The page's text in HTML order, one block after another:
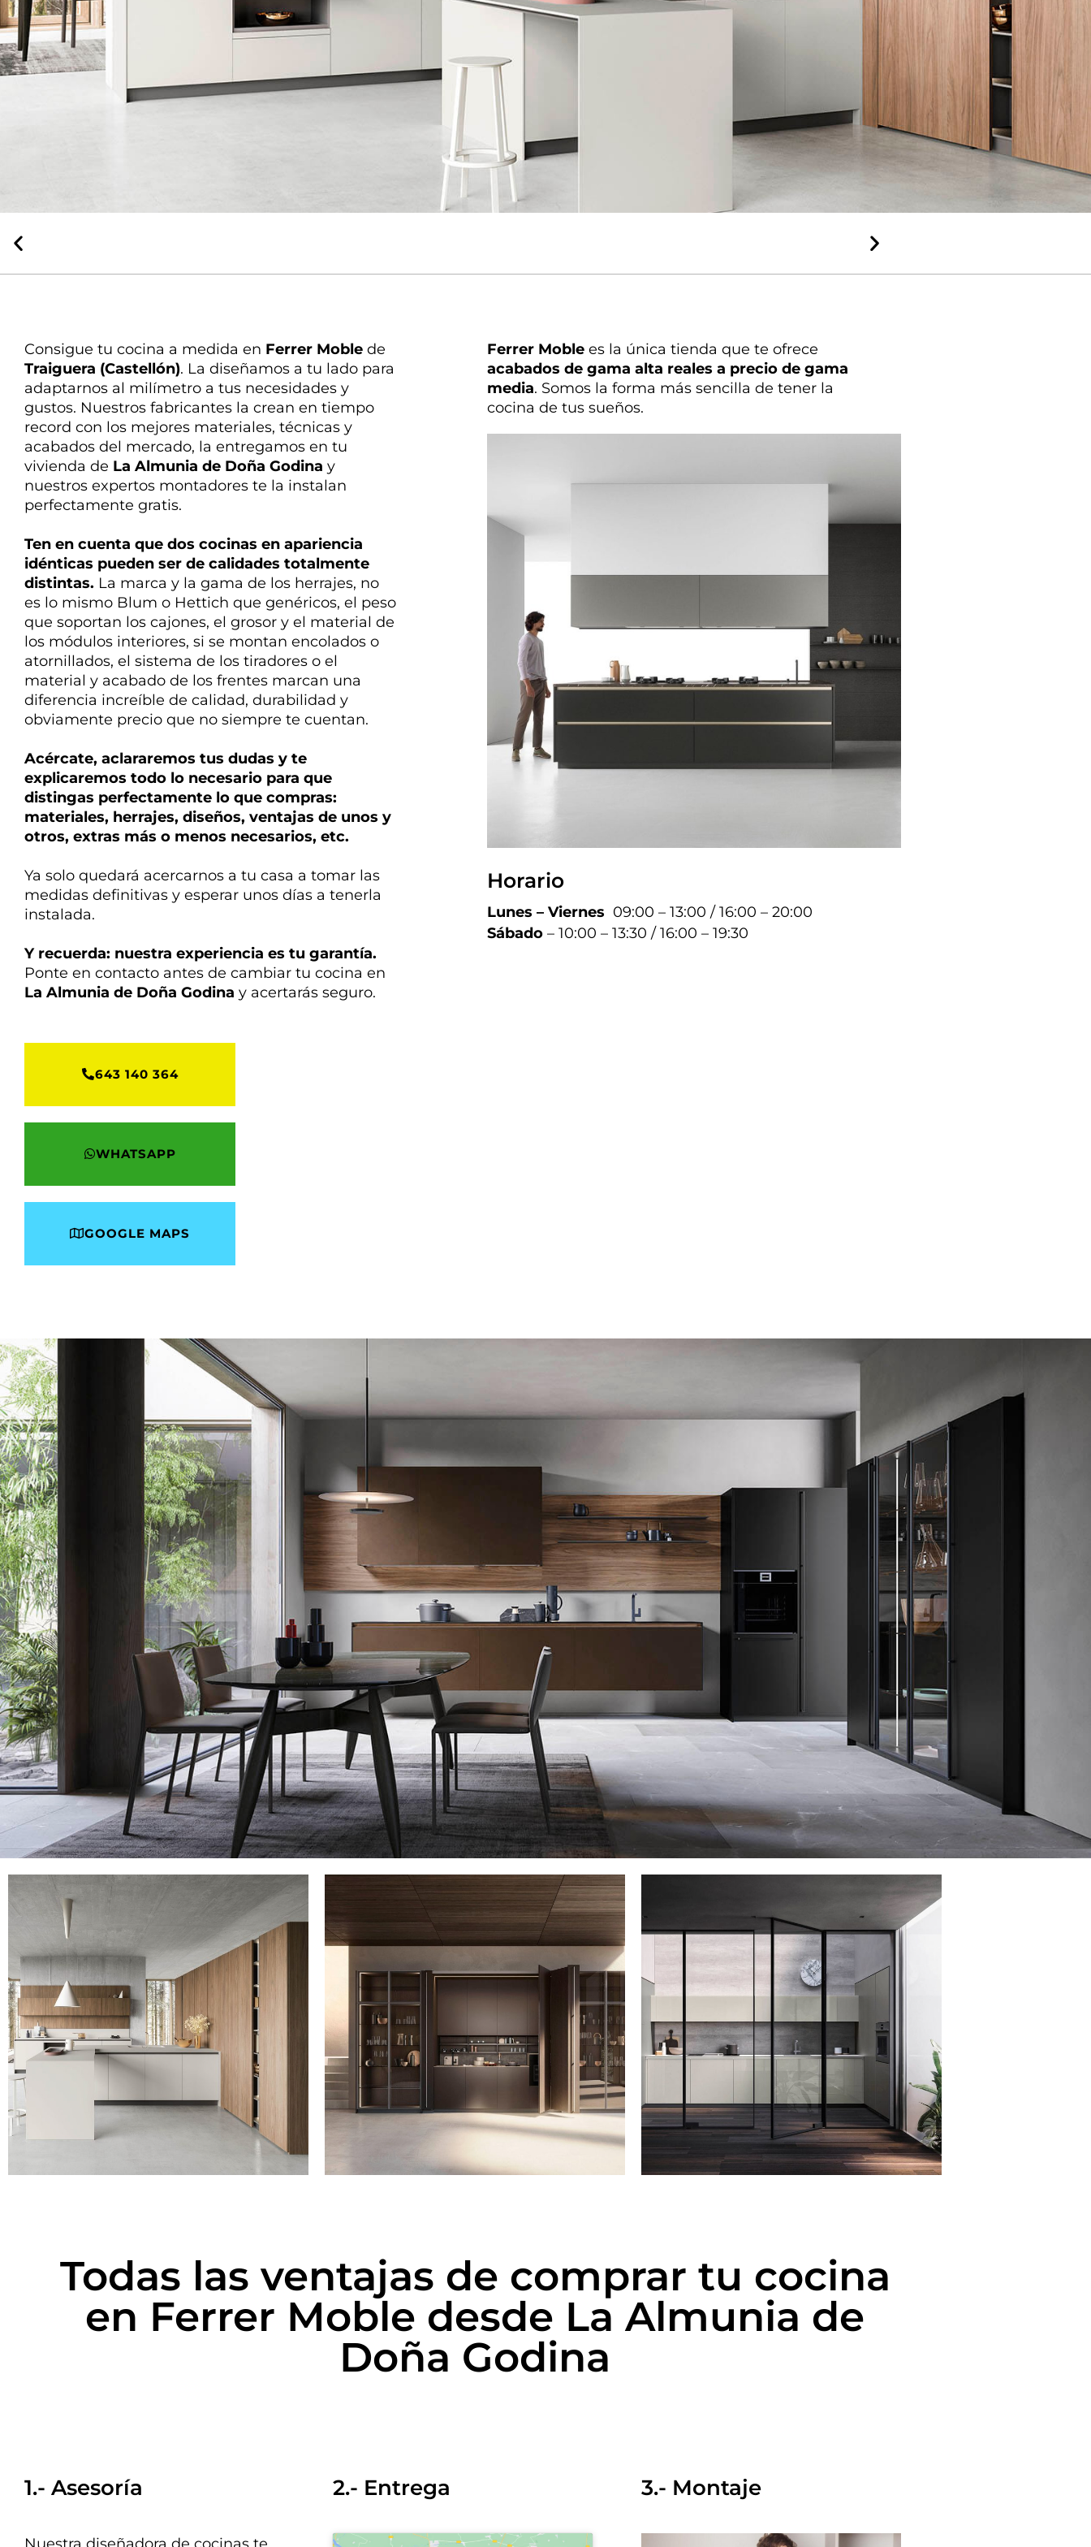
Consigue tu cocina a medida en Ferrer Moble de
Traiguera (Castellón). La diseñamos a tu lado para
adaptarnos al milímetro a tus necesidades y
gustos. Nuestros fabricantes la crean en tiempo
record con los mejores materiales, técnicas y
acabados del mercado, la entregamos en tu
vivienda de La Almunia de Doña Godina y
nuestros expertos montadores te la instalan
perfectamente gratis.
Ten en cuenta que dos cocinas en apariencia
idénticas pueden ser de calidades totalmente
distintas. La marca y la gama de los herrajes, no
es lo mismo Blum o Hettich que genéricos, el peso
que soportan los cajones, el grosor y el material de
los módulos interiores, si se montan encolados o
atornillados, el sistema de los tiradores o el
material y acabado de los frentes marcan una
diferencia increíble de calidad, durabilidad y
obviamente precio que no siempre te cuentan.
Acércate, aclararemos tus dudas y te
explicaremos todo lo necesario para que
distingas perfectamente lo que compras:
materiales, herrajes, diseños, ventajas de unos y
otros, extras más o menos necesarios, etc.
Ya solo quedará acercarnos a tu casa a tomar las
medidas definitivas y esperar unos días a tenerla
instalada.
Y recuerda: nuestra experiencia es tu garantía.
Ponte en contacto antes de cambiar tu cocina en
La Almunia de Doña Godina y acertarás seguro.
643 140 364
WHATSAPP
GOOGLE MAPS
Ferrer Moble es la única tienda que te ofrece
acabados de gama alta reales a precio de gama
media. Somos la forma más sencilla de tener la
cocina de tus sueños.
Horario
Lunes – Viernes 09:00 – 13:00 / 16:00 – 20:00
Sábado – 10:00 – 13:30 / 16:00 – 19:30
Todas las ventajas de comprar tu cocina
en Ferrer Moble desde La Almunia de
Doña Godina
1.- Asesoría 2.- Entrega 3.- Montaje